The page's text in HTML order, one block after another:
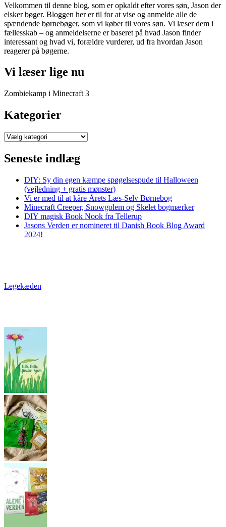
Velkommen til denne blog, som er opkaldt efter vores søn, Jason der
elsker bøger. Bloggen her er til for at vise og anmelde alle de
spændende børnebøger, som vi køber til vores søn. Vi læser dem i
fællesskab – og anmeldelserne er baseret på hvad Jason finder
interessant og hvad vi, forældre vurderer, ud fra hvordan Jason
reagerer på bøgerne.
Vi læser lige nu
Zombiekamp i Minecraft 3
Kategorier
Kategorier
Seneste indlæg
DIY: Sy din egen kæmpe spøgelsespude til Halloween
(vejledning + gratis mønster)
Vi er med til at kåre Årets Læs-Selv Børnebog
Minecraft Creeper, Snowgolem og Skelet bogmærker
DIY magisk Book Nook fra Tellerup
Jasons Verden er nomineret til Danish Book Blog Award
2024!
Legekæden